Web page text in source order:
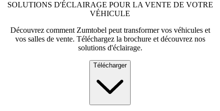
SOLUTIONS D'ÉCLAIRAGE POUR LA VENTE DE VOTRE
VÉHICULE
Découvrez comment Zumtobel peut transformer vos véhicules et
vos salles de vente. Téléchargez la brochure et découvrez nos
solutions d'éclairage.
Télécharger